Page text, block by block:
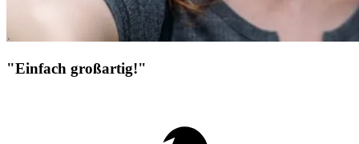
"Einfach großartig!"